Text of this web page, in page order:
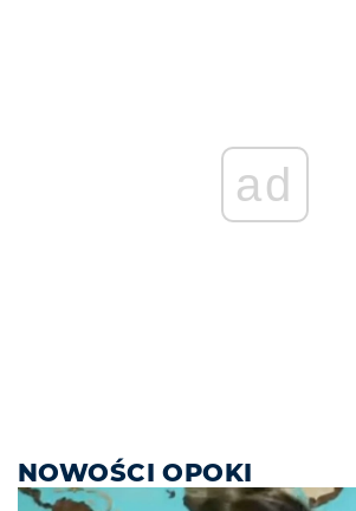
ad
NOWOŚCI OPOKI